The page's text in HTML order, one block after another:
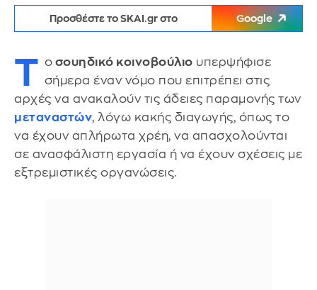
Προσθέστε το SKAI.gr στο Google
Τ ο σουηδικό κοινοβούλιο υπερψήφισε
σήμερα έναν νόμο που επιτρέπει στις
αρχές να ανακαλούν τις άδειες παραμονής των
μεταναστών, λόγω κακής διαγωγής, όπως το
να έχουν απλήρωτα χρέη, να απασχολούνται
σε ανασφάλιστη εργασία ή να έχουν σχέσεις με
εξτρεμιστικές οργανώσεις.